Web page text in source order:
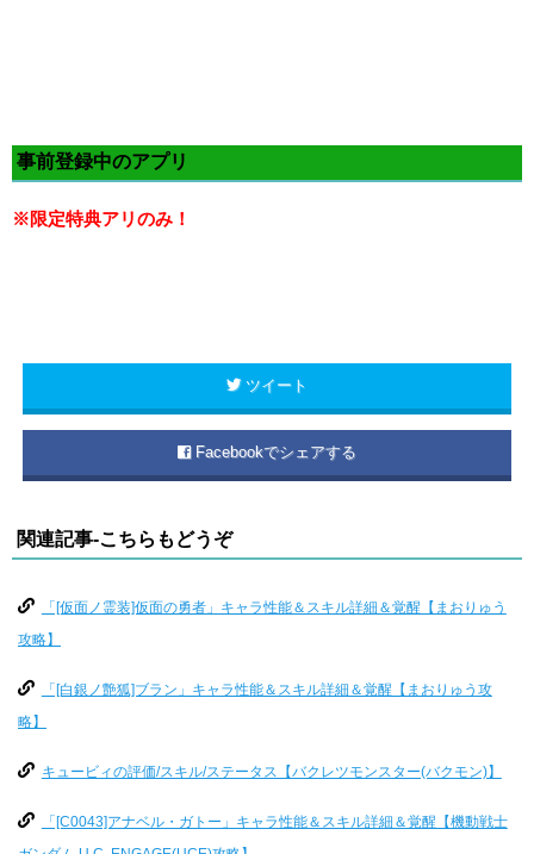
事前登録中のアプリ
※限定特典アリのみ！
ツイート
Facebookでシェアする
関連記事-こちらもどうぞ
「[仮面ノ霊装]仮面の勇者」キャラ性能＆スキル詳細＆覚醒【まおりゅう
攻略】
「[白銀ノ艶狐]ブラン」キャラ性能＆スキル詳細＆覚醒【まおりゅう攻
略】
キュービィの評価/スキル/ステータス【バクレツモンスター(バクモン)】
「[C0043]アナベル・ガトー」キャラ性能＆スキル詳細＆覚醒【機動戦士